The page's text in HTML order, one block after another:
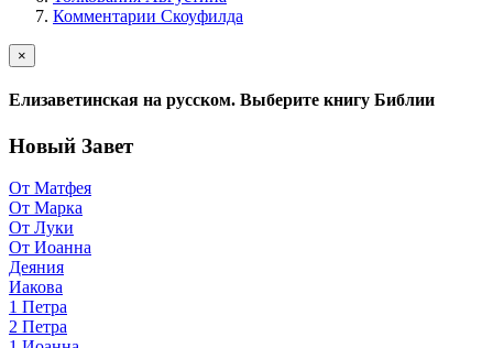
Комментарии Скоуфилда
×
Елизаветинская на русском. Выберите книгу Библии
Новый Завет
От Матфея
От Марка
От Луки
От Иоанна
Деяния
Иакова
1 Петра
2 Петра